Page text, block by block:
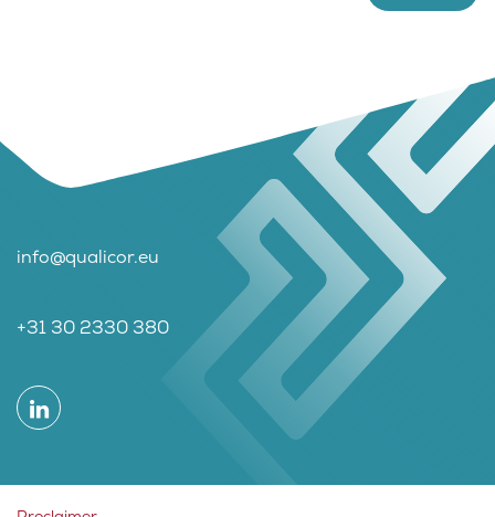
info@qualicor.eu
+31 30 2330 380